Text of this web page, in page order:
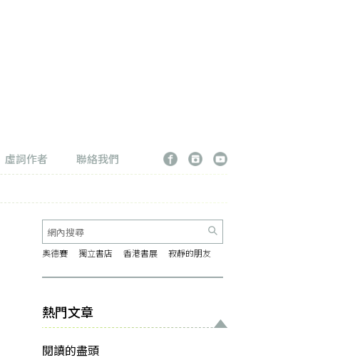
虛詞作者
聯絡我們
奧德賽 獨立書店 香港書展 寂靜的朋友
熱門文章
閱讀的盡頭